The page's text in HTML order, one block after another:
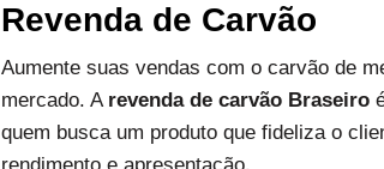
Revenda de Carvão
Aumente suas vendas com o carvão de
mercado. A revenda de carvão Braseiro
quem busca um produto que fideliza o